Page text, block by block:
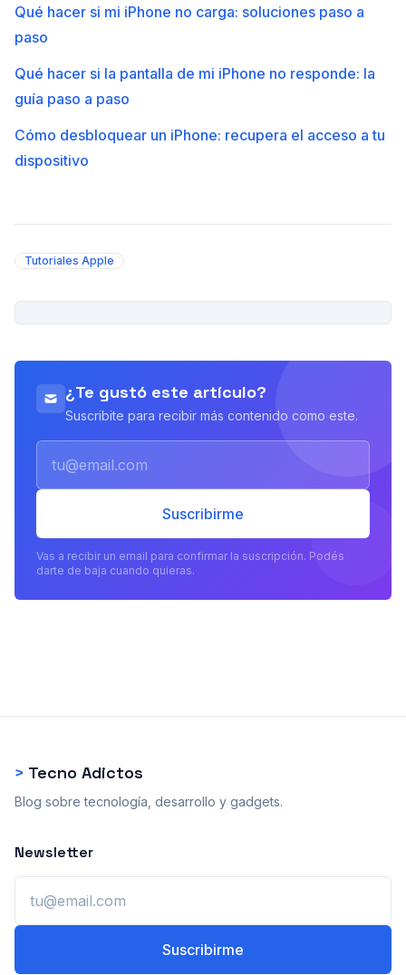
Qué hacer si mi iPhone no carga: soluciones paso a
paso
Qué hacer si la pantalla de mi iPhone no responde: la
guía paso a paso
Cómo desbloquear un iPhone: recupera el acceso a tu
dispositivo
Tutoriales Apple
¿Te gustó este artículo?
Suscribite para recibir más contenido como este.
Suscribirme
Vas a recibir un email para confirmar la suscripción. Podés
darte de baja cuando quieras.
> Tecno Adictos
Blog sobre tecnología, desarrollo y gadgets.
Newsletter
Suscribirme